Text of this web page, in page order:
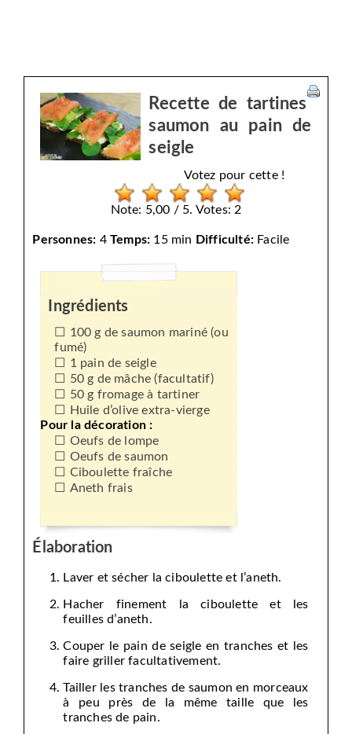
Recette de tartines
saumon au pain de
seigle
Votez pour cette !
Note: 5,00 / 5. Votes: 2
Personnes: 4 Temps: 15 min Difficulté: Facile
Ingrédients
100 g de saumon mariné (ou
fumé)
1 pain de seigle
50 g de mâche (facultatif)
50 g fromage à tartiner
Huile d’olive extra-vierge
Pour la décoration :
Oeufs de lompe
Oeufs de saumon
Ciboulette fraîche
Aneth frais
Élaboration
Laver et sécher la ciboulette et l’aneth.
Hacher finement la ciboulette et les
feuilles d’aneth.
Couper le pain de seigle en tranches et les
faire griller facultativement.
Tailler les tranches de saumon en morceaux
à peu près de la même taille que les
tranches de pain.